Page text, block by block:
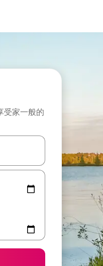
受家一般的
通过点击或滑动手势浏览。